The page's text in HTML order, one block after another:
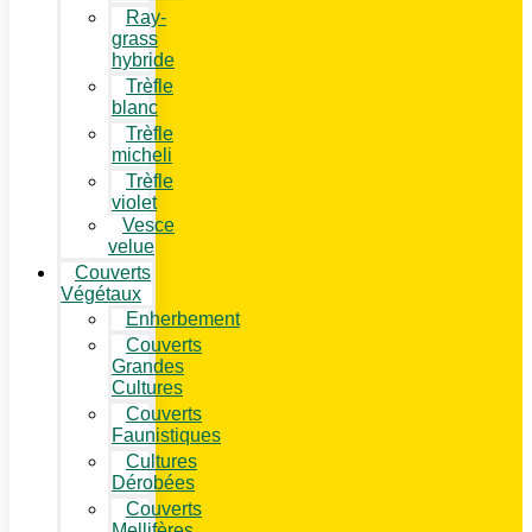
Ray-
grass
hybride
Trèfle
blanc
Trèfle
micheli
Trèfle
violet
Vesce
velue
Couverts
Végétaux
Enherbement
Couverts
Grandes
Cultures
Couverts
Faunistiques
Cultures
Dérobées
Couverts